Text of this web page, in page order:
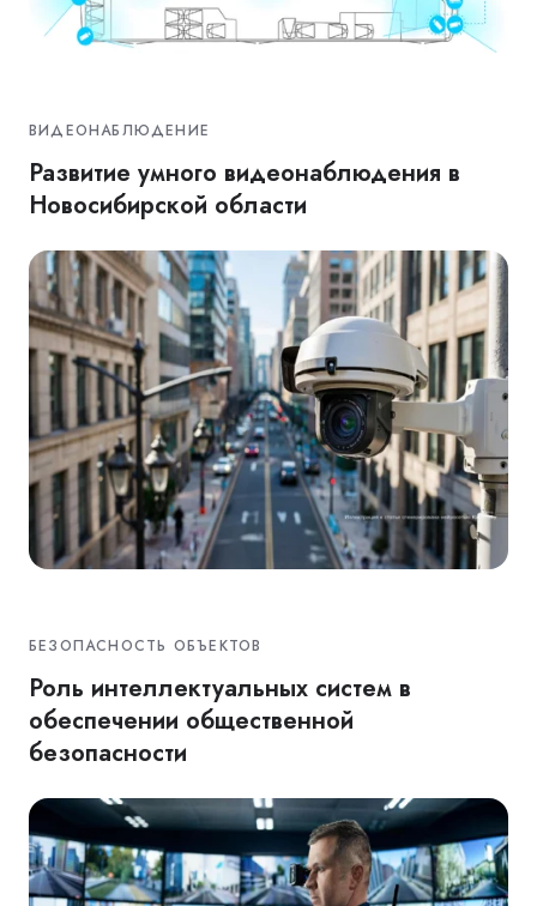
ВИДЕОНАБЛЮДЕНИЕ
Развитие умного видеонаблюдения в
Новосибирской области
БЕЗОПАСНОСТЬ ОБЪЕКТОВ
Роль интеллектуальных систем в
обеспечении общественной
безопасности